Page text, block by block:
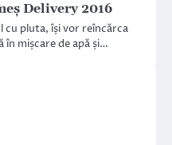
Delivery 2016
cu pluta, își vor reîncărca
în mișcare de apă și…